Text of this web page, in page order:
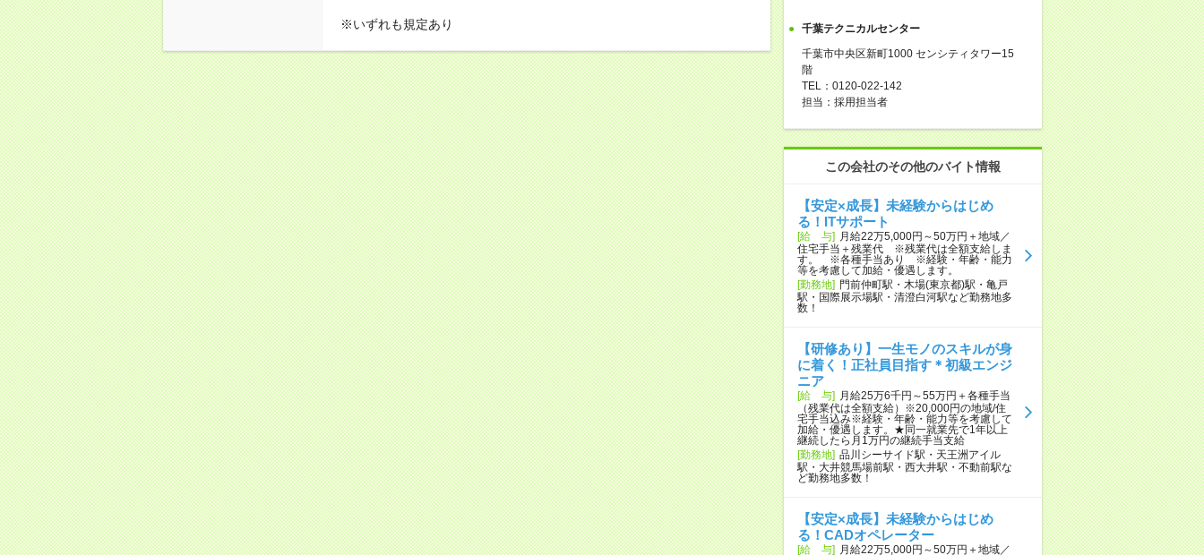
※いずれも規定あり
千葉テクニカルセンター
千葉市中央区新町1000 センシティタワー15
階
TEL：0120-022-142
担当：採用担当者
この会社のその他のバイト情報
【安定×成長】未経験からはじめ
る！ITサポート
[給 与] 月給22万5,000円～50万円＋地域／
住宅手当＋残業代 ※残業代は全額支給しま
す。 ※各種手当あり ※経験・年齢・能力
等を考慮して加給・優遇します。
[勤務地] 門前仲町駅・木場(東京都)駅・亀戸
駅・国際展示場駅・清澄白河駅など勤務地多
数！
【研修あり】一生モノのスキルが身
に着く！正社員目指す＊初級エンジ
ニア
[給 与] 月給25万6千円～55万円＋各種手当
（残業代は全額支給）※20,000円の地域/住
宅手当込み※経験・年齢・能力等を考慮して
加給・優遇します。★同一就業先で1年以上
継続したら月1万円の継続手当支給
[勤務地] 品川シーサイド駅・天王洲アイル
駅・大井競馬場前駅・西大井駅・不動前駅な
ど勤務地多数！
【安定×成長】未経験からはじめ
る！CADオペレーター
[給 与] 月給22万5,000円～50万円＋地域／